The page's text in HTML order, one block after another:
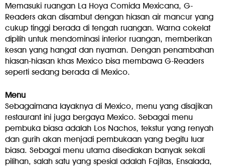
Memasuki ruangan La Hoya Comida Mexicana, G-
Readers akan disambut dengan hiasan air mancur yang
cukup tinggi berada di tengah ruangan. Warna cokelat
dipilih untuk mendominasi interior ruangan, memberikan
kesan yang hangat dan nyaman. Dengan penambahan
hiasan-hiasan khas Mexico bisa membawa G-Readers
seperti sedang berada di Mexico.
Menu
Sebagaimana layaknya di Mexico, menu yang disajikan
restaurant ini juga bergaya Mexico. Sebagai menu
pembuka biasa adalah Los Nachos, tekstur yang renyah
dan gurih akan menjadi pembukaan yang begitu luar
biasa. Sebagai menu utama disediakan banyak sekali
pilihan, salah satu yang spesial adalah Fajitas, Ensalada,